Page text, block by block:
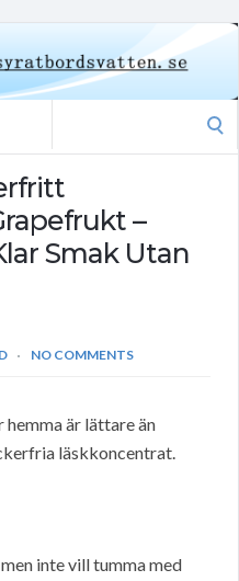
–
Smak Utan
NO COMMENTS
är lättare än
läskkoncentrat.
inte vill tumma med